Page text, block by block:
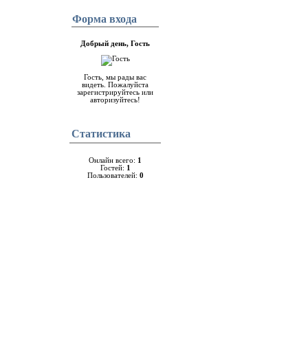
Форма входа
Добрый день, Гость
Гость, мы рады вас
видеть. Пожалуйста
зарегистрируйтесь или
авторизуйтесь!
Cтатистика
Онлайн всего: 1
Гостей: 1
Пользователей: 0